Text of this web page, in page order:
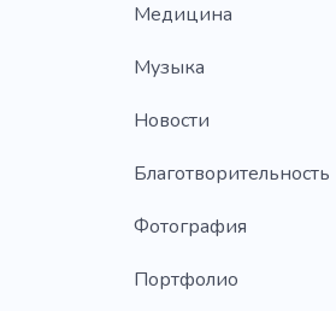
Медицина
Музыка
Новости
Благотворительность
Фотография
Портфолио